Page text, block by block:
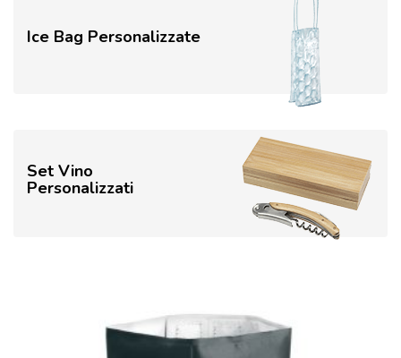
Ice Bag Personalizzate
Set Vino
Personalizzati